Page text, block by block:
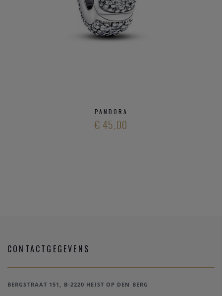
PANDORA
€ 45,00
CONTACTGEGEVENS
BERGSTRAAT 151, B-2220 HEIST OP DEN BERG